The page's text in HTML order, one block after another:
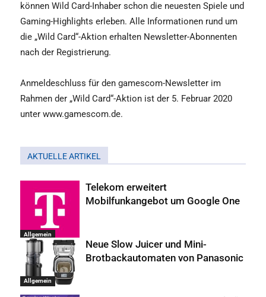
können Wild Card-Inhaber schon die neuesten Spiele und
Gaming-Highlights erleben. Alle Informationen rund um
die „Wild Card“-Aktion erhalten Newsletter-Abonnenten
nach der Registrierung.
Anmeldeschluss für den gamescom-Newsletter im
Rahmen der „Wild Card“-Aktion ist der 5. Februar 2020
unter www.gamescom.de.
AKTUELLE ARTIKEL
Allgemein
Telekom erweitert
Mobilfunkangebot um Google One
Allgemein
Neue Slow Juicer und Mini-
Brotbackautomaten von Panasonic